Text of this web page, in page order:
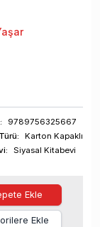
:
9789756325667
Karton Kapaklı
Siyasal Kitabevi
Ekle
Ekle